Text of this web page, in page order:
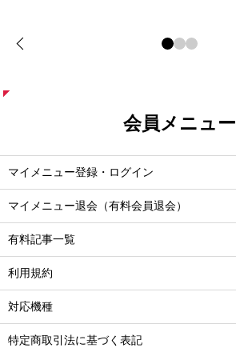
会員メニュー
マイメニュー登録・ログイン
マイメニュー退会（有料会員退会）
有料記事一覧
利用規約
対応機種
特定商取引法に基づく表記